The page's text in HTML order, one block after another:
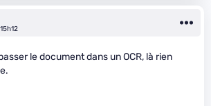
le document dans un OCR, là rien